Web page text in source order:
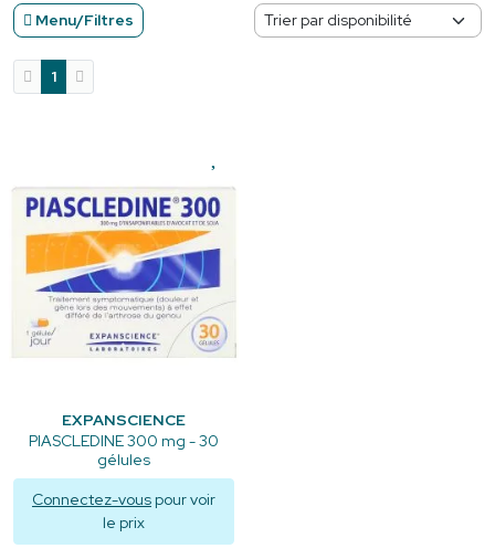
Menu/Filtres
1
EXPANSCIENCE
PIASCLEDINE 300 mg - 30
gélules
Connectez-vous pour voir
le prix